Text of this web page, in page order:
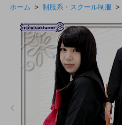
ホーム > 制服系・スクール制服 >